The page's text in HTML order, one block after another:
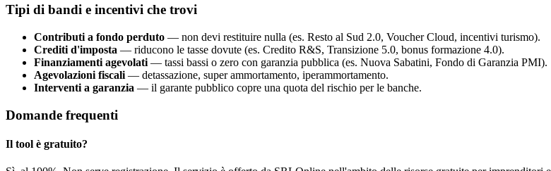
Tipi di bandi e incentivi che trovi
Contributi a fondo perduto — non devi restituire nulla (es. Resto al Sud 2.0, Voucher Cloud, incentivi turismo).
Crediti d'imposta — riducono le tasse dovute (es. Credito R&S, Transizione 5.0, bonus formazione 4.0).
Finanziamenti agevolati — tassi bassi o zero con garanzia pubblica (es. Nuova Sabatini, Fondo di Garanzia PMI).
Agevolazioni fiscali — detassazione, super ammortamento, iperammortamento.
Interventi a garanzia — il garante pubblico copre una quota del rischio per le banche.
Domande frequenti
Il tool è gratuito?